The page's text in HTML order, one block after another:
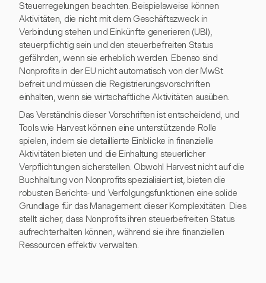
Steuerregelungen beachten. Beispielsweise können
Aktivitäten, die nicht mit dem Geschäftszweck in
Verbindung stehen und Einkünfte generieren (UBI),
steuerpflichtig sein und den steuerbefreiten Status
gefährden, wenn sie erheblich werden. Ebenso sind
Nonprofits in der EU nicht automatisch von der MwSt
befreit und müssen die Registrierungsvorschriften
einhalten, wenn sie wirtschaftliche Aktivitäten ausüben.
Das Verständnis dieser Vorschriften ist entscheidend, und
Tools wie Harvest können eine unterstützende Rolle
spielen, indem sie detaillierte Einblicke in finanzielle
Aktivitäten bieten und die Einhaltung steuerlicher
Verpflichtungen sicherstellen. Obwohl Harvest nicht auf die
Buchhaltung von Nonprofits spezialisiert ist, bieten die
robusten Berichts- und Verfolgungsfunktionen eine solide
Grundlage für das Management dieser Komplexitäten. Dies
stellt sicher, dass Nonprofits ihren steuerbefreiten Status
aufrechterhalten können, während sie ihre finanziellen
Ressourcen effektiv verwalten.